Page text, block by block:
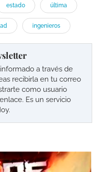
estado última
ingenieros
a través de
recibirla en tu correo
como usuario
Es un servicio